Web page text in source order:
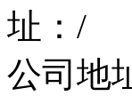
址：/
公司地